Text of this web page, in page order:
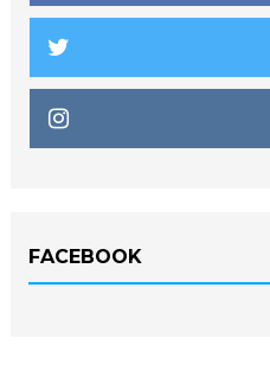
FACEBOOK